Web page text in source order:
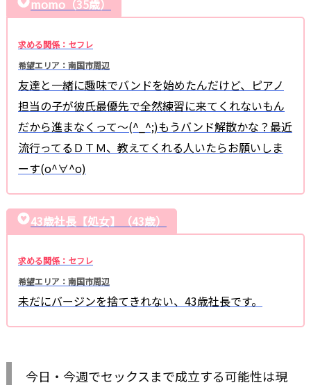
momo（35歳）
求める関係：セフレ
希望エリア：南国市周辺
友達と一緒に趣味でバンドを始めたんだけど、ピアノ
担当の子が彼氏最優先で全然練習に来てくれないもん
だから進まなくって〜(^_^;)もうバンド解散かな？最近
流行ってるＤＴＭ、教えてくれる人いたらお願いしま
ーす(o^∀^o)
43歳社長【処女】（43歳）
求める関係：セフレ
希望エリア：南国市周辺
未だにバージンを捨てきれない、43歳社長です。
今日・今週でセックスまで成立する可能性は現